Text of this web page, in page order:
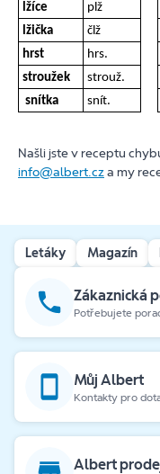
lžíce
plž
lžička
člž
hrst
hrs.
stroužek
strouž.
snítka
snít.
Našli jste v receptu
info@albert.cza my
Letáky Magazín
Zákaznická
Potřebujete
Můj Albert
Kontakty pro
Albert